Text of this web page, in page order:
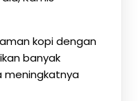
kopi dengan
banyak
meningkatnya